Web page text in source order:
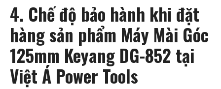
4. Chế độ bảo hành khi đặt
hàng sản phẩm Máy Mài Góc
125mm Keyang DG-852 tại
Việt Á Power Tools